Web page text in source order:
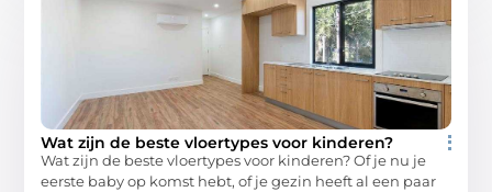
Wat zijn de beste vloertypes voor kinderen?
Wat zijn de beste vloertypes voor kinderen? Of je nu je
eerste baby op komst hebt, of je gezin heeft al een paar